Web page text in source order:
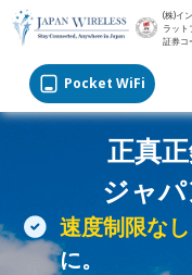
(株)イ
ラット
証券コ
Pocket WiFi
正真
ジャ
速度制限なし
に。